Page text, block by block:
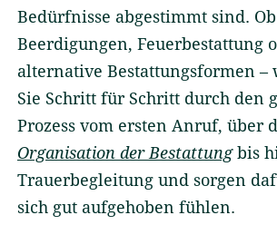
Bedürfnisse abgestimmt sind.
Beerdigungen, Feuerbestattung
alternative Bestattungsformen –
Sie Schritt für Schritt durch den
Prozess vom ersten Anruf, über
Organisation der Bestattungbis
Trauerbegleitung und sorgen
sich gut aufgehoben fühlen.